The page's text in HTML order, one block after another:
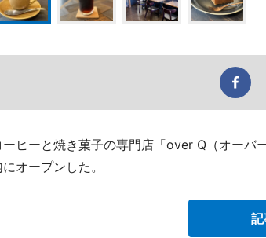
ーヒーと焼き菓子の専門店「over Q（オーバ
にオープンした。